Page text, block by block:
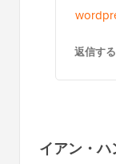
返信する
イアン・ハ